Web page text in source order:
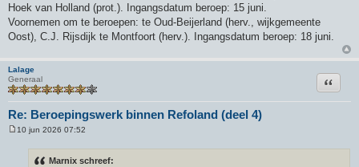
Hoek van Holland (prot.). Ingangsdatum beroep: 15 juni.
Voornemen om te beroepen: te Oud-Beijerland (herv., wijkgemeente
Oost), C.J. Rijsdijk te Montfoort (herv.). Ingangsdatum beroep: 18 juni.
Lalage
Generaal
Re: Beroepingswerk binnen Refoland (deel 4)
Citeer
10 jun 2026 07:52
Marnix schreef: